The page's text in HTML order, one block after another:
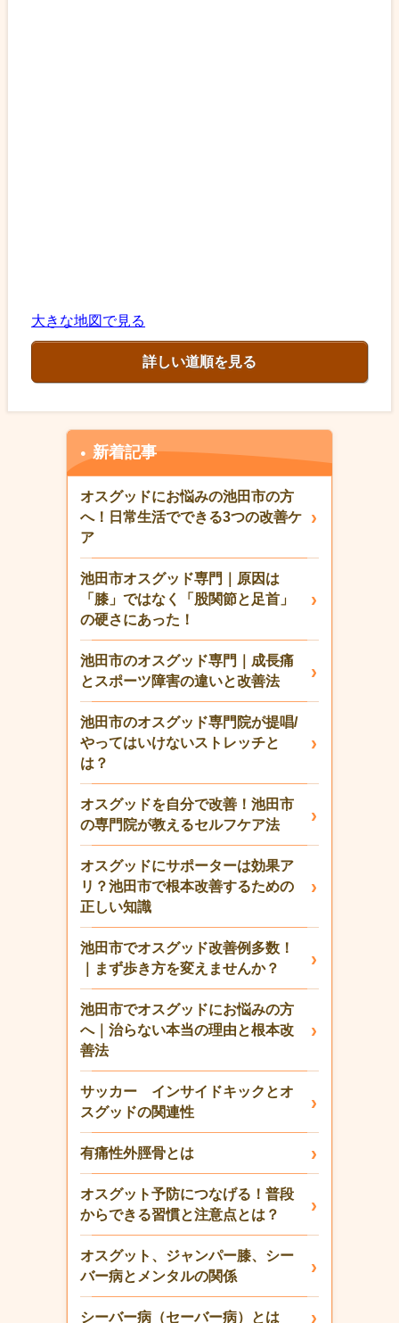
大きな地図で見る
詳しい道順を見る
新着記事
オスグッドにお悩みの池田市の方
へ！日常生活でできる3つの改善ケ
ア
池田市オスグッド専門｜原因は
「膝」ではなく「股関節と足首」
の硬さにあった！
池田市のオスグッド専門｜成長痛
とスポーツ障害の違いと改善法
池田市のオスグッド専門院が提唱/
やってはいけないストレッチと
は？
オスグッドを自分で改善！池田市
の専門院が教えるセルフケア法
オスグッドにサポーターは効果ア
リ？池田市で根本改善するための
正しい知識
池田市でオスグッド改善例多数！
｜まず歩き方を変えませんか？
池田市でオスグッドにお悩みの方
へ｜治らない本当の理由と根本改
善法
サッカー インサイドキックとオ
スグッドの関連性
有痛性外脛骨とは
オスグット予防につなげる！普段
からできる習慣と注意点とは？
オスグット、ジャンパー膝、シー
バー病とメンタルの関係
シーバー病（セーバー病）とは